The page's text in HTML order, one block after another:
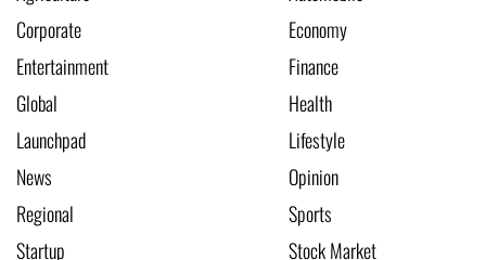
Corporate
Economy
Entertainment
Finance
Global
Health
Launchpad
Lifestyle
News
Opinion
Regional
Sports
Startup
Stock Market